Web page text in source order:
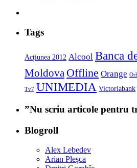
Tags
Acțiunea 2012 Alcool Banca
Moldova Offline Orange
Tv7 UNIMEDIA Victoriabank
”Nu scriu articole pentru
Blogroll
Alex Lebedev
Arian Pleșca